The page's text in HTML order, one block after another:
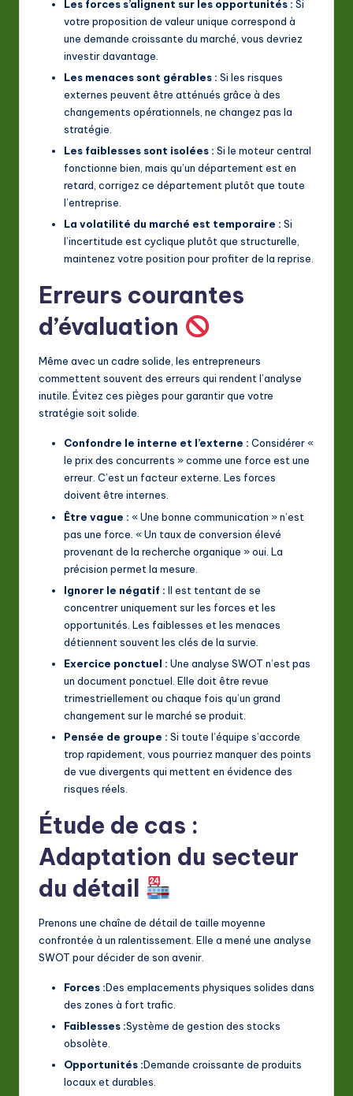
Les forces s’alignent sur les opportunités : Si
votre proposition de valeur unique correspond à
une demande croissante du marché, vous devriez
investir davantage.
Les menaces sont gérables : Si les risques
externes peuvent être atténués grâce à des
changements opérationnels, ne changez pas la
stratégie.
Les faiblesses sont isolées : Si le moteur central
fonctionne bien, mais qu’un département est en
retard, corrigez ce département plutôt que toute
l’entreprise.
La volatilité du marché est temporaire : Si
l’incertitude est cyclique plutôt que structurelle,
maintenez votre position pour profiter de la reprise.
Erreurs courantes
d’évaluation
Même avec un cadre solide, les entrepreneurs
commettent souvent des erreurs qui rendent l’analyse
inutile. Évitez ces pièges pour garantir que votre
stratégie soit solide.
Confondre le interne et l’externe : Considérer «
le prix des concurrents » comme une force est une
erreur. C’est un facteur externe. Les forces
doivent être internes.
Être vague : « Une bonne communication » n’est
pas une force. « Un taux de conversion élevé
provenant de la recherche organique » oui. La
précision permet la mesure.
Ignorer le négatif : Il est tentant de se
concentrer uniquement sur les forces et les
opportunités. Les faiblesses et les menaces
détiennent souvent les clés de la survie.
Exercice ponctuel : Une analyse SWOT n’est pas
un document ponctuel. Elle doit être revue
trimestriellement ou chaque fois qu’un grand
changement sur le marché se produit.
Pensée de groupe : Si toute l’équipe s’accorde
trop rapidement, vous pourriez manquer des points
de vue divergents qui mettent en évidence des
risques réels.
Étude de cas :
Adaptation du secteur
du détail
Prenons une chaîne de détail de taille moyenne
confrontée à un ralentissement. Elle a mené une analyse
SWOT pour décider de son avenir.
Forces :Des emplacements physiques solides dans
des zones à fort trafic.
Faiblesses :Système de gestion des stocks
obsolète.
Opportunités :Demande croissante de produits
locaux et durables.